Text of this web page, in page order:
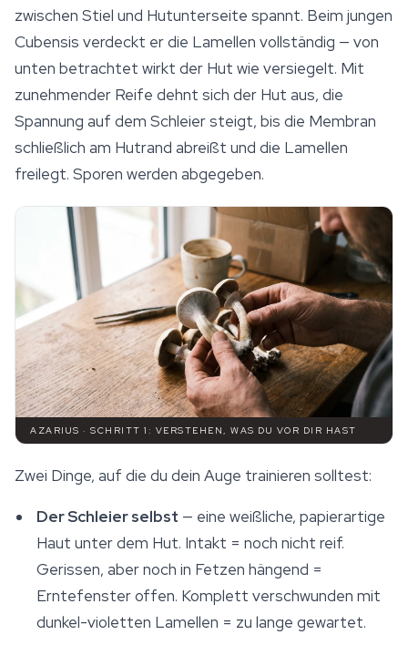
zwischen Stiel und Hutunterseite spannt. Beim jungen
Cubensis verdeckt er die Lamellen vollständig — von
unten betrachtet wirkt der Hut wie versiegelt. Mit
zunehmender Reife dehnt sich der Hut aus, die
Spannung auf dem Schleier steigt, bis die Membran
schließlich am Hutrand abreißt und die Lamellen
freilegt. Sporen werden abgegeben.
AZARIUS · SCHRITT 1: VERSTEHEN, WAS DU VOR DIR HAST
Zwei Dinge, auf die du dein Auge trainieren solltest:
Der Schleier selbst — eine weißliche, papierartige
Haut unter dem Hut. Intakt = noch nicht reif.
Gerissen, aber noch in Fetzen hängend =
Erntefenster offen. Komplett verschwunden mit
dunkel-violetten Lamellen = zu lange gewartet.